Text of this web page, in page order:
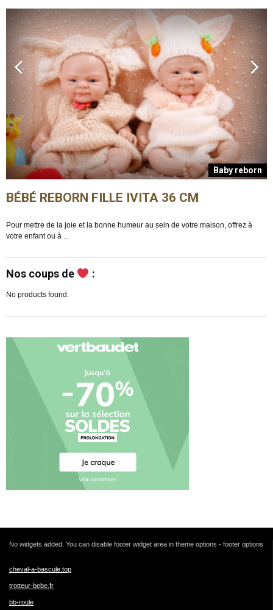
Baby reborn
BÉBÉ REBORN FILLE IVITA 36 CM
Pour mettre de la joie et la bonne humeur au sein de votre maison, offrez à
votre enfant ou à ...
Nos coups de :
No products found.
No widgets added. You can disable footer widget area in theme options - footer options
cheval-a-bascule.top
trotteur-bebe.fr
bb-roule